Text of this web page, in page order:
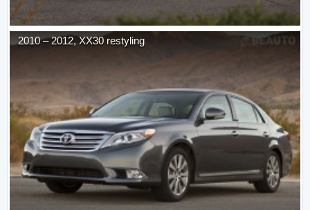
2010–2012, XX30 restyling